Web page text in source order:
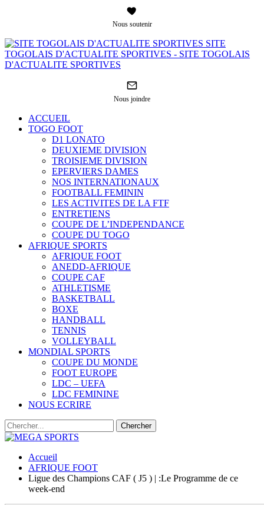
Nous soutenir
SITE
TOGOLAIS D'ACTUALITE SPORTIVES - SITE TOGOLAIS
D'ACTUALITE SPORTIVES
Nous joindre
ACCUEIL
TOGO FOOT
D1 LONATO
DEUXIEME DIVISION
TROISIEME DIVISION
EPERVIERS DAMES
NOS INTERNATIONAUX
FOOTBALL FEMININ
LES ACTIVITES DE LA FTF
ENTRETIENS
COUPE DE L’INDEPENDANCE
COUPE DU TOGO
AFRIQUE SPORTS
AFRIQUE FOOT
ANEDD-AFRIQUE
COUPE CAF
ATHLETISME
BASKETBALL
BOXE
HANDBALL
TENNIS
VOLLEYBALL
MONDIAL SPORTS
COUPE DU MONDE
FOOT EUROPE
LDC – UEFA
LDC FEMININE
NOUS ECRIRE
Accueil
AFRIQUE FOOT
Ligue des Champions CAF ( J5 ) | :Le Programme de ce
week-end